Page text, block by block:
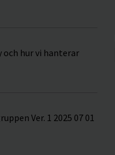
hur vi hanterar
Ver. 1 2025 07 01